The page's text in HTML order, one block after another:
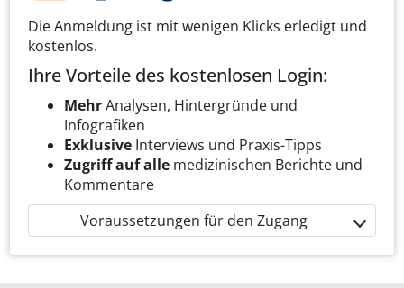
Die Anmeldung ist mit wenigen Klicks erledigt und
kostenlos.
Ihre Vorteile des kostenlosen Login:
MehrAnalysen, Hintergründe und
Infografiken
Exklusive Interviews und Praxis-Tipps
Zugriff auf alle medizinischen Berichte und
Kommentare
Voraussetzungen für den Zugang